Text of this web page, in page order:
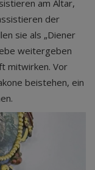
am Altar,
der
sie als „Diener
weitergeben
mitwirken. Vor
beistehen, ein